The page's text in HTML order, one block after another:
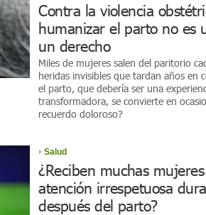
Contra la violencia
humanizar el parto no es
un derecho
Miles de mujeres salen del paritorio
heridas invisibles que tardan años en
el parto, que debería ser una
transformadora, se convierte en
recuerdo doloroso?
Salud
¿Reciben muchas
atención irrespetuosa
después del parto?